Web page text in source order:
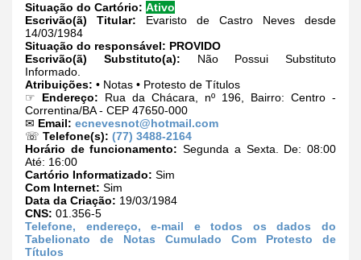
Situação do Cartório: Ativo
Escrivão(ã) Titular: Evaristo de Castro Neves desde
14/03/1984
Situação do responsável: PROVIDO
Escrivão(ã) Substituto(a): Não Possui Substituto
Informado.
Atribuições: • Notas • Protesto de Títulos
☞ Endereço: Rua da Chácara, nº 196, Bairro: Centro -
Correntina/BA - CEP 47650-000
✉ Email: ecnevesnot@hotmail.com
☏ Telefone(s): (77) 3488-2164
Horário de funcionamento: Segunda a Sexta. De: 08:00
Até: 16:00
Cartório Informatizado: Sim
Com Internet: Sim
Data da Criação: 19/03/1984
CNS: 01.356-5
Telefone, endereço, e-mail e todos os dados do
Tabelionato de Notas Cumulado Com Protesto de
Títulos